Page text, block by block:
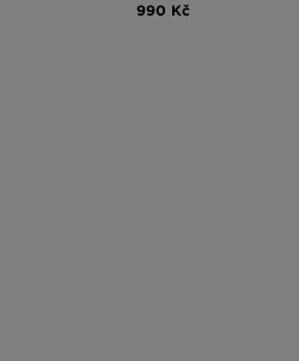
990 Kč